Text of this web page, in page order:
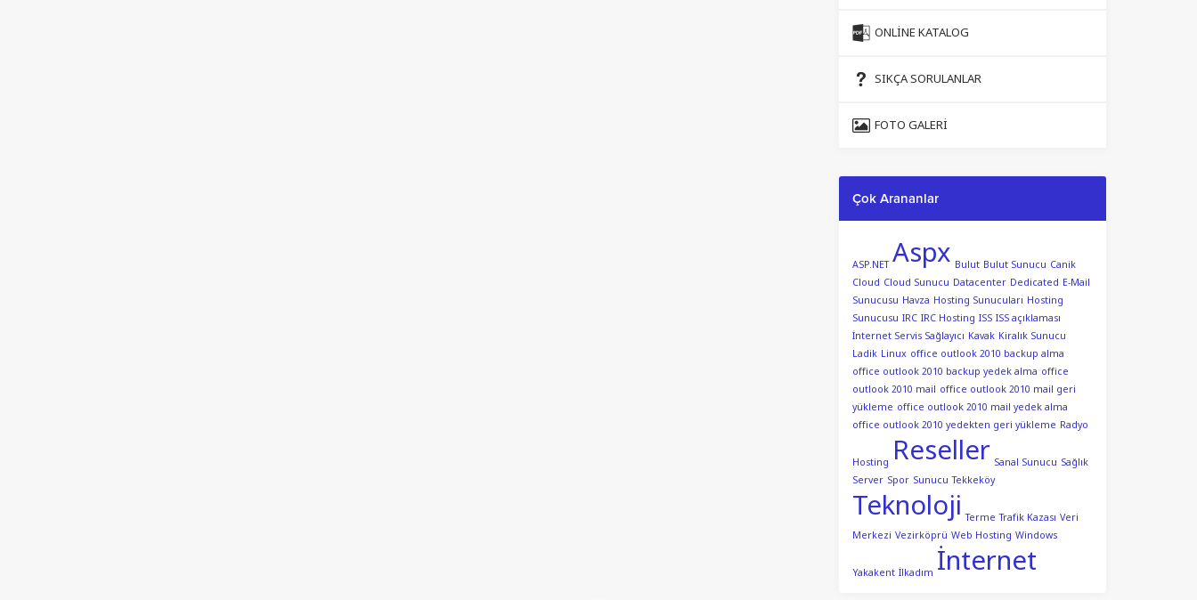
ONLINE KATALOG
SIKÇA SORULANLAR
FOTO GALERI
Çok Arananlar
ASP.NET Aspx Bulut Bulut Sunucu Canik
Cloud Cloud Sunucu Datacenter Dedicated E-Mail
Sunucusu Havza Hosting Sunucuları Hosting
Sunucusu IRC IRC Hosting ISS ISS açıklaması
İnternet Servis Sağlayıcı Kavak Kiralık Sunucu
Ladik Linux office outlook 2010 backup alma
office outlook 2010 backup yedek alma office
outlook 2010 mail office outlook 2010 mail geri
yükleme office outlook 2010 mail yedek alma
office outlook 2010 yedekten geri yükleme Radyo
Hosting Reseller Sanal Sunucu Sağlık
Server Spor Sunucu Tekkeköy
Teknoloji Terme Trafik Kazası Veri
Merkezi Vezirköprü Web Hosting Windows
Yakakent İlkadım İnternet